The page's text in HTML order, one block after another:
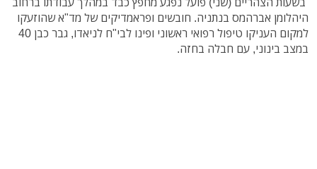
היהלומן אברהמס בנתניה. חובשים ופראמדיקים של מד"א שהוזעקו
למקום העניקו טיפול רפואי ראשוני ופינו לבי"ח לניאדו, גבר כבן 40
במצב בינוני, עם חבלה בחזה.